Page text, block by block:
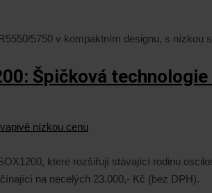
5750 v kompaktním designu, s
Špičková
které rozšiřují stávající rodinu
na necelých 23.000,- Kč (bez DPH).